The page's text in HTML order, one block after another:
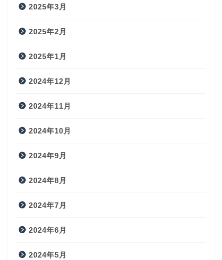
2025年3月
2025年2月
2025年1月
2024年12月
2024年11月
2024年10月
2024年9月
2024年8月
2024年7月
2024年6月
2024年5月